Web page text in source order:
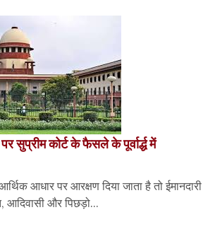
सुप्रीम कोर्ट के फैसले के पूर्वार्द्ध में
आधार पर आरक्षण दिया जाता है तो ईमानदारी
और पिछड़ो...